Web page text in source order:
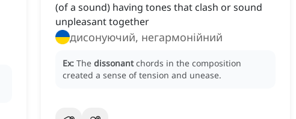
(of a sound) having tones that clash or sound
unpleasant together
дисонуючий, негармонійний
Ex: The dissonant chords in the composition
created a sense of tension and unease.